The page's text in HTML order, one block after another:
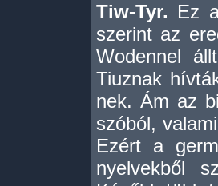
Tiw-Tyr. Ez
szerint az
Wodennel
Tiuznak
nek. Ám az
szóból,
Ezért a
nyelvekből